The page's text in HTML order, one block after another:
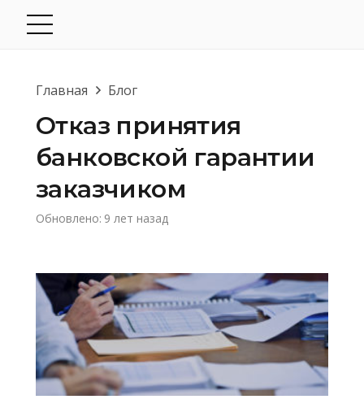
Главная Блог
Отказ принятия
банковской гарантии
заказчиком
Обновлено: 9 лет назад